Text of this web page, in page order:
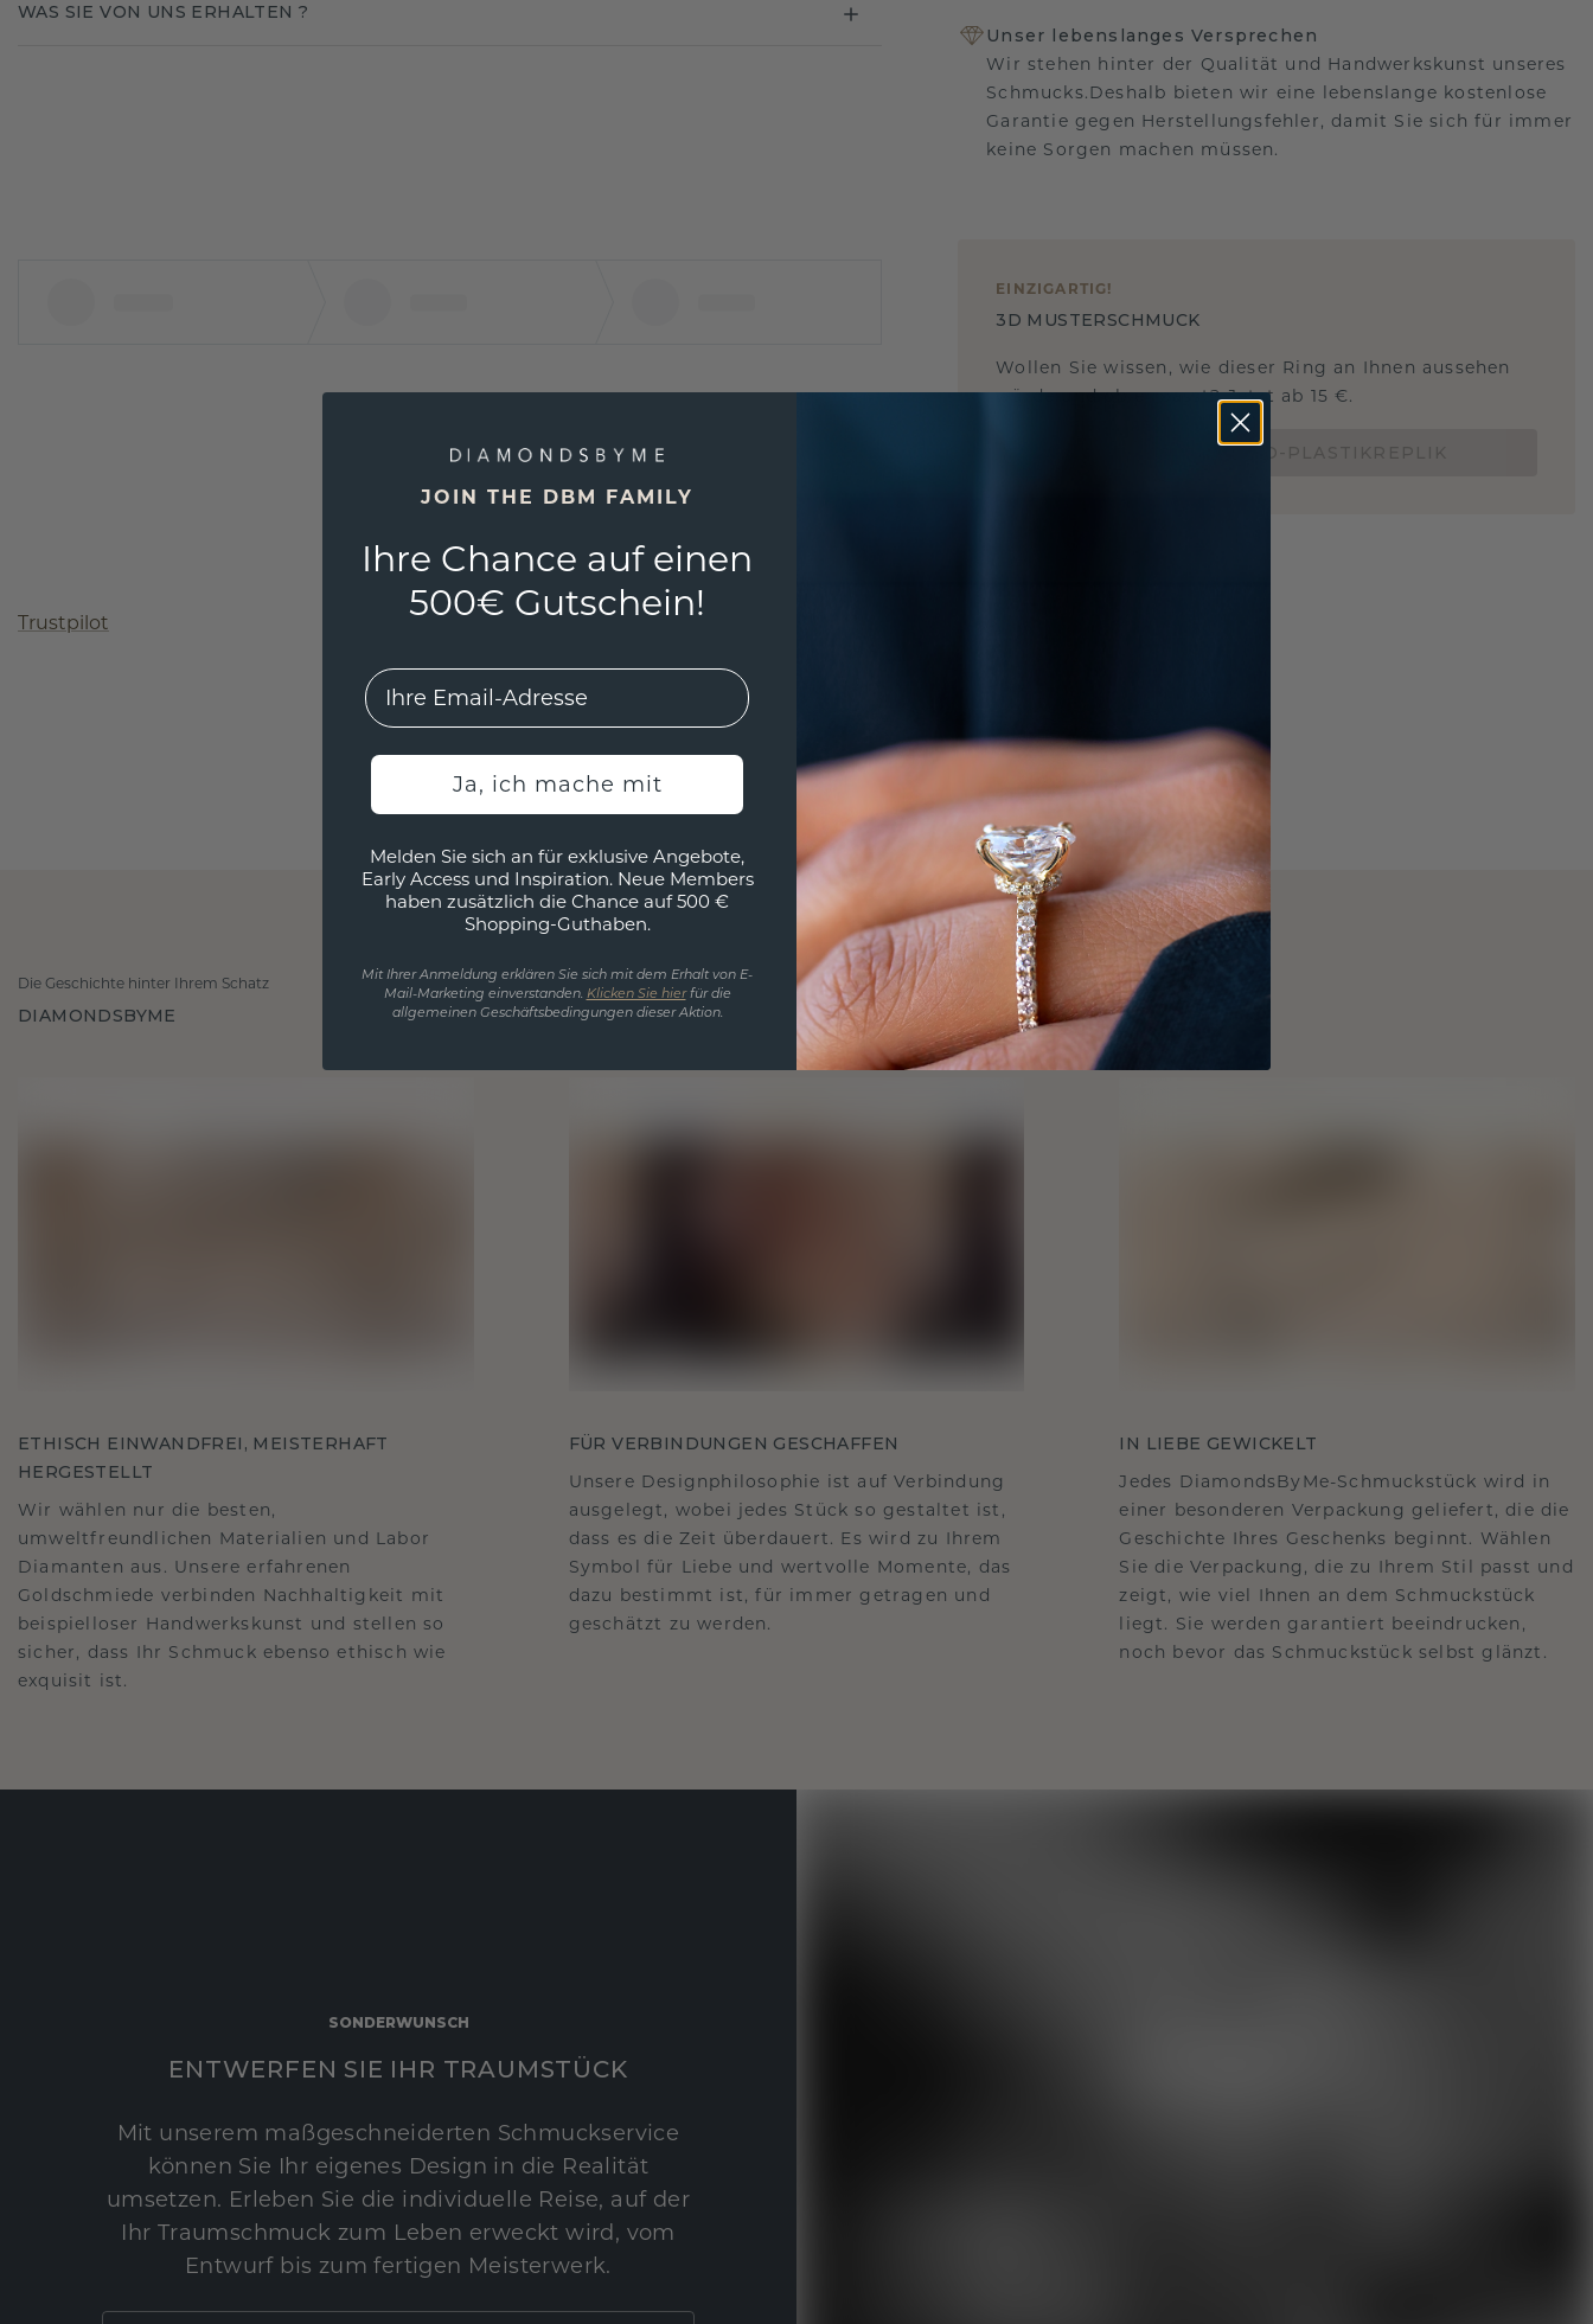
Unser lebenslanges Versprechen
Wir stehen hinter der Qualität und Handwerkskunst unseres
Schmucks.Deshalb bieten wir eine lebenslange kostenlose
Garantie gegen Herstellungsfehler, damit Sie sich für immer
keine Sorgen machen müssen.
EINZIGARTIG !
3D MUSTERSCHMUCK
Wollen Sie wissen, wie dieser Ring an Ihnen aussehen
würde und ob er passt? Jetzt ab 15 €.
WAS SIE VON UNS ERHALTEN ?
Trustpilot
Die Geschichte hinter Ihrem Schatz
DIAMONDSBYME
ETHISCH EINWANDFREI, MEISTERHAFT
HERGESTELLT
Wir wählen nur die besten,
umweltfreundlichen Materialien und Labor
Diamanten aus. Unsere erfahrenen
Goldschmiede verbinden Nachhaltigkeit mit
beispielloser Handwerkskunst und stellen so
sicher, dass Ihr Schmuck ebenso ethisch wie
exquisit ist.
FÜR VERBINDUNGEN GESCHAFFEN
Unsere Designphilosophie ist auf Verbindung
ausgelegt, wobei jedes Stück so gestaltet ist,
dass es die Zeit überdauert. Es wird zu Ihrem
Symbol für Liebe und wertvolle Momente, das
dazu bestimmt ist, für immer getragen und
geschätzt zu werden.
IN LIEBE GEWICKELT
Jedes DiamondsByMe-Schmuckstück wird in
einer besonderen Verpackung geliefert, die die
Geschichte Ihres Geschenks beginnt. Wählen
Sie die Verpackung, die zu Ihrem Stil passt und
zeigt, wie viel Ihnen an dem Schmuckstück
liegt. Sie werden garantiert beeindrucken,
noch bevor das Schmuckstück selbst glänzt.
SONDERWUNSCH
ENTWERFEN SIE IHR TRAUMSTÜCK
Mit unserem maßgeschneiderten Schmuckservice
können Sie Ihr eigenes Design in die Realität
umsetzen. Erleben Sie die individuelle Reise, auf der
Ihr Traumschmuck zum Leben erweckt wird, vom
Entwurf bis zum fertigen Meisterwerk.
JOIN THE DBM FAMILY
Ihre Chance auf einen
500€ Gutschein!
EMail
Ja, ich mache mit
Melden Sie sich an für exklusive Angebote,
Early Access und Inspiration. Neue Members
haben zusätzlich die Chance auf 500 €
Shopping-Guthaben.
Mit Ihrer Anmeldung erklären Sie sich mit dem Erhalt von E-
Mail-Marketing einverstanden. Klicken Sie hierfür die
allgemeinen Geschäftsbedingungen dieser Aktion.